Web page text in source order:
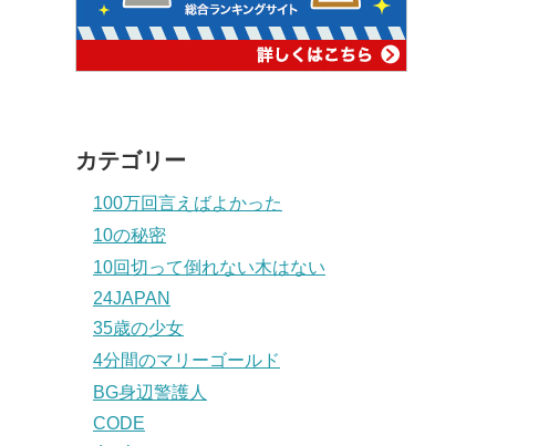
カテゴリー
100万回言えばよかった
10の秘密
10回切って倒れない木はない
24JAPAN
35歳の少女
4分間のマリーゴールド
BG身辺警護人
CODE